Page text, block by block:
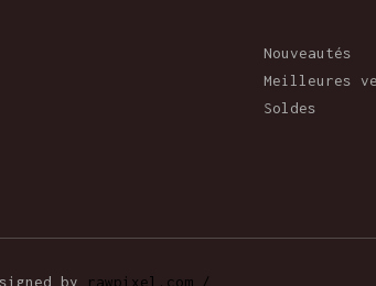
Nouveautés
Meilleures
Soldes
by rawpixel.com /